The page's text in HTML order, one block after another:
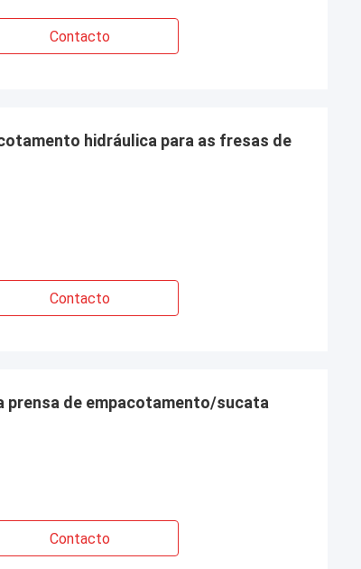
Contacto
hidráulica para as fresas de
Contacto
prensa de empacotamento/sucata
Contacto